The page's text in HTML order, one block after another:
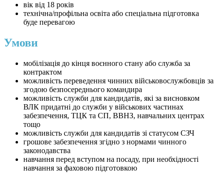
вік від 18 років
технічна/профільна освіта або спеціальна підготовка
буде перевагою
Умови
мобілізація до кінця воєнного стану або служба за
контрактом
можливість переведення чинних військовослужбовців за
згодою безпосереднього командира
можливість служби для кандидатів, які за висновком
ВЛК придатні до служби у військових частинах
забезпечення, ТЦК та СП, ВВНЗ, навчальних центрах
тощо
можливість служби для кандидатів зі статусом СЗЧ
грошове забезпечення згідно з нормами чинного
законодавства
навчання перед вступом на посаду, при необхідності
навчання за фаховою підготовкою